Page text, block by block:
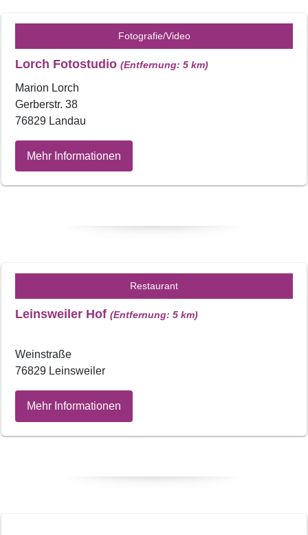
Fotografie/Video
Lorch Fotostudio (Entfernung: 5 km)
Marion Lorch
Gerberstr. 38
76829 Landau
Mehr Informationen
Restaurant
Leinsweiler Hof (Entfernung: 5 km)
Weinstraße
76829 Leinsweiler
Mehr Informationen